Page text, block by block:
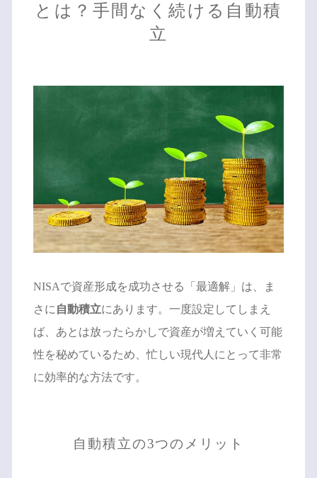
とは？手間なく続ける自動積
立
NISAで資産形成を成功させる「最適解」は、ま
さに 自動積立にあります。一度設定してしまえ
ば、あとは放ったらかしで資産が増えていく可能
性を秘めているため、忙しい現代人にとって非常
に効率的な方法です。
自動積立の3つのメリット